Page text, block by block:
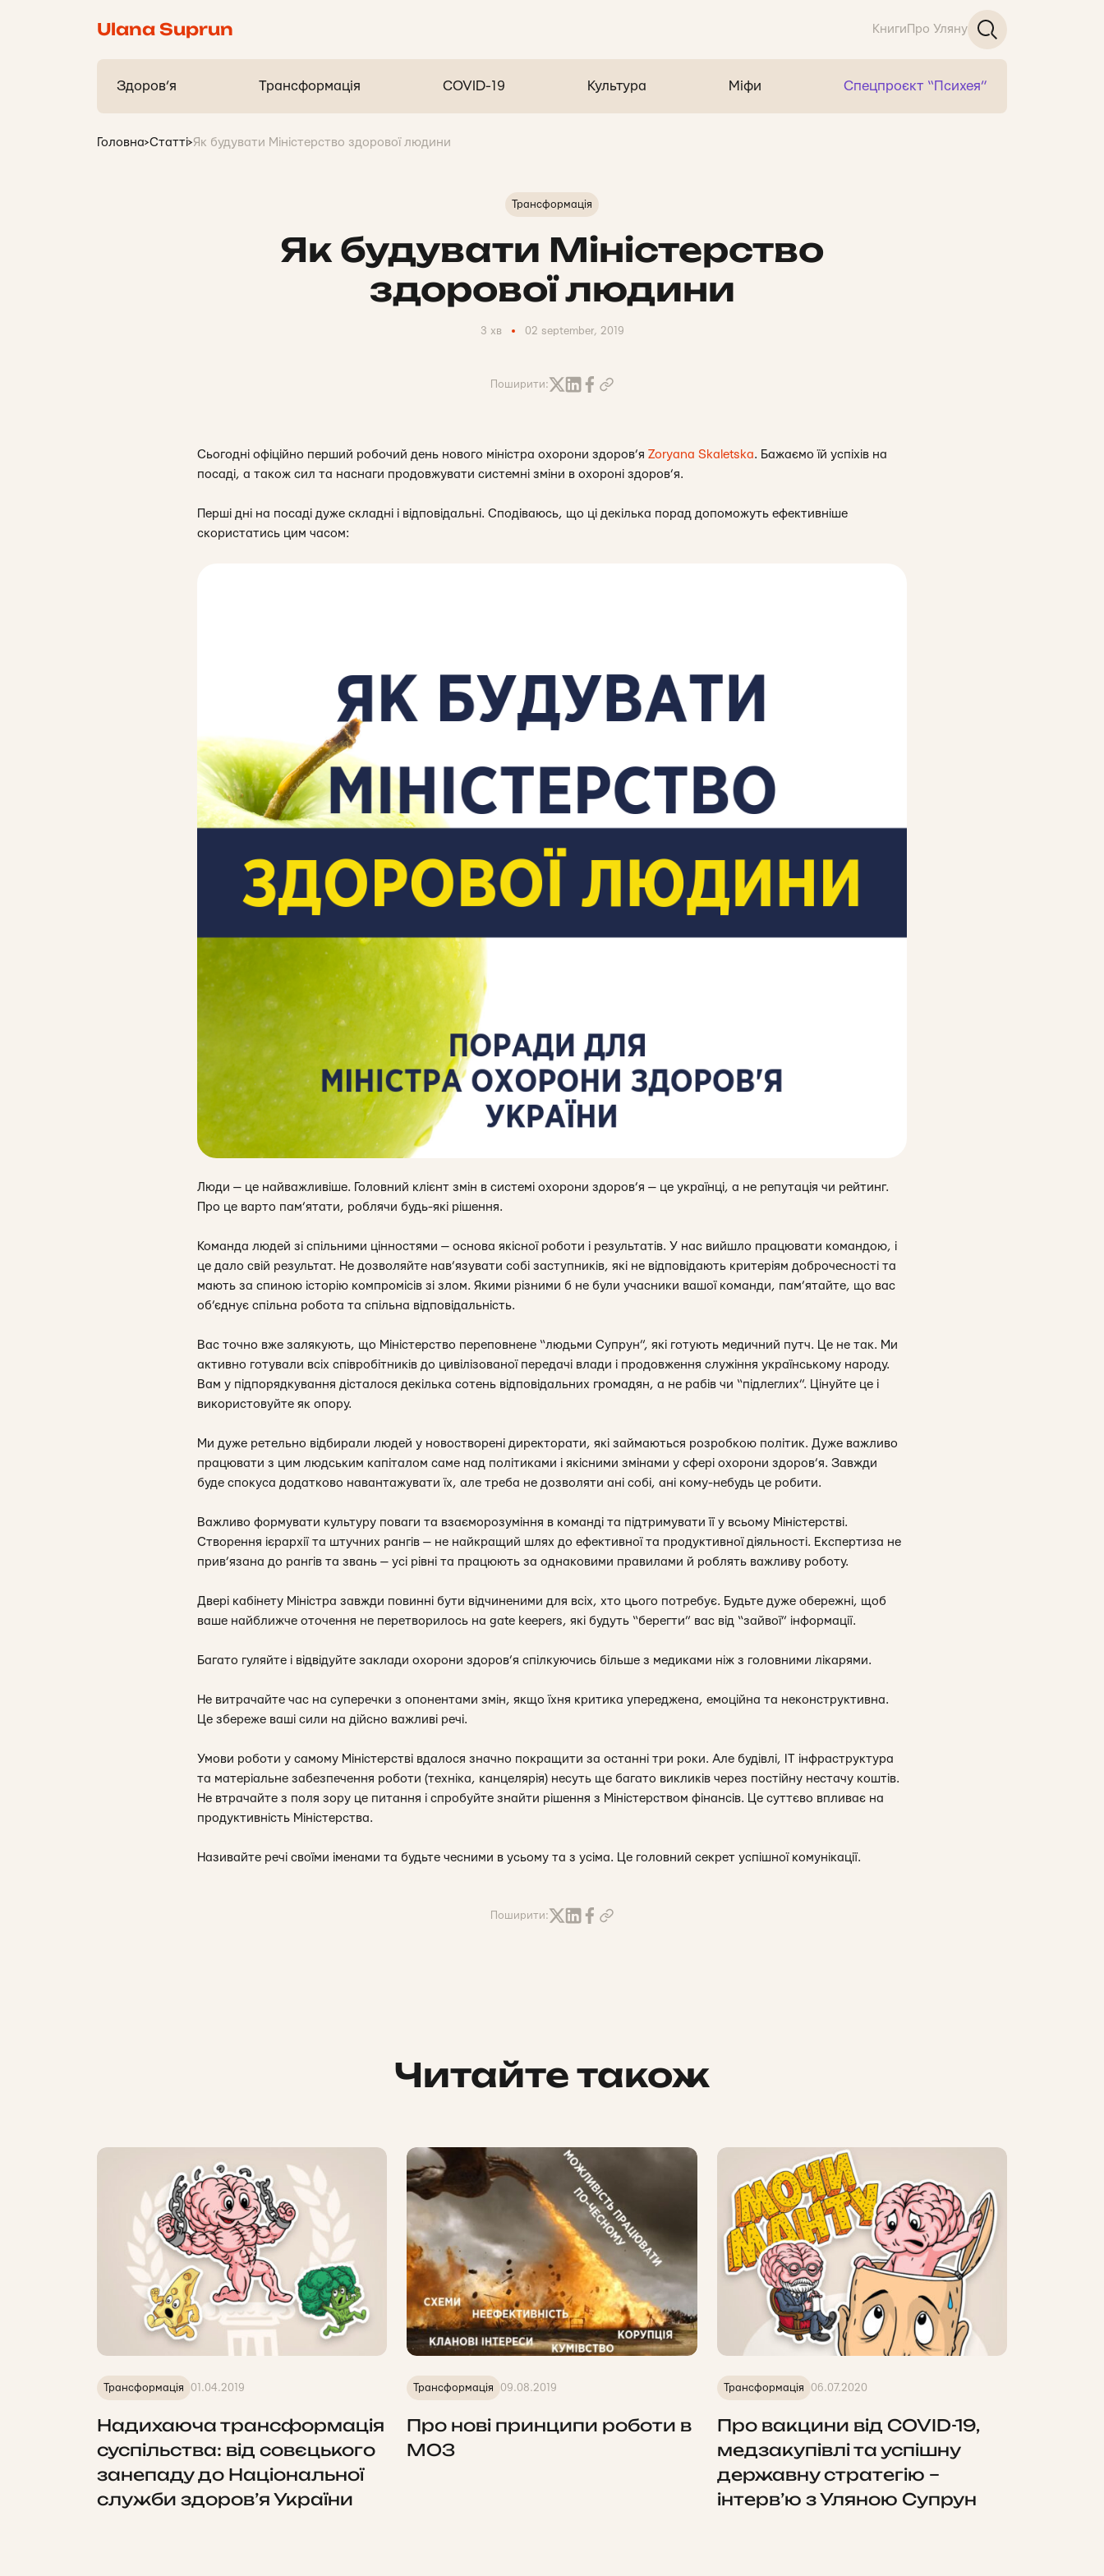
Ulana Suprun Книги Про Уляну
Здоров’я Трансформація COVID-19 Культура Міфи Спецпроєкт “Психея”
Головна>Статті>Як будувати Міністерство здорової людини
Трансформація
Як будувати Міністерство
здорової людини
3 хв 02 september, 2019
Поширити:
Сьогодні офіційно перший робочий день нового міністра охорони здоров’я Zoryana Skaletska. Бажаємо їй успіхів на
посаді, а також сил та наснаги продовжувати системні зміни в охороні здоров’я.
Перші дні на посаді дуже складні і відповідальні. Сподіваюсь, що ці декілька порад допоможуть ефективніше
скористатись цим часом:
Люди — це найважливіше. Головний клієнт змін в системі охорони здоров’я — це українці, а не репутація чи рейтинг.
Про це варто пам’ятати, роблячи будь-які рішення.
Команда людей зі спільними цінностями — основа якісної роботи і результатів. У нас вийшло працювати командою, і
це дало свій результат. Не дозволяйте нав’язувати собі заступників, які не відповідають критеріям доброчесності та
мають за спиною історію компромісів зі злом. Якими різними б не були учасники вашої команди, пам’ятайте, що вас
об’єднує спільна робота та спільна відповідальність.
Вас точно вже залякують, що Міністерство переповнене “людьми Супрун”, які готують медичний путч. Це не так. Ми
активно готували всіх співробітників до цивілізованої передачі влади і продовження служіння українському народу.
Вам у підпорядкування дісталося декілька сотень відповідальних громадян, а не рабів чи “підлеглих”. Цінуйте це і
використовуйте як опору.
Ми дуже ретельно відбирали людей у новостворені директорати, які займаються розробкою політик. Дуже важливо
працювати з цим людським капіталом саме над політиками і якісними змінами у сфері охорони здоров’я. Завжди
буде спокуса додатково навантажувати їх, але треба не дозволяти ані собі, ані кому-небудь це робити.
Важливо формувати культуру поваги та взаєморозуміння в команді та підтримувати її у всьому Міністерстві.
Створення ієрархії та штучних рангів — не найкращий шлях до ефективної та продуктивної діяльності. Експертиза не
прив’язана до рангів та звань — усі рівні та працюють за однаковими правилами й роблять важливу роботу.
Двері кабінету Міністра завжди повинні бути відчиненими для всіх, хто цього потребує. Будьте дуже обережні, щоб
ваше найближче оточення не перетворилось на gate keepers, які будуть “берегти” вас від “зайвої” інформації.
Багато гуляйте і відвідуйте заклади охорони здоров’я спілкуючись більше з медиками ніж з головними лікарями.
Не витрачайте час на суперечки з опонентами змін, якщо їхня критика упереджена, емоційна та неконструктивна.
Це збереже ваші сили на дійсно важливі речі.
Умови роботи у самому Міністерстві вдалося значно покращити за останні три роки. Але будівлі, ІТ інфраструктура
та матеріальне забезпечення роботи (техніка, канцелярія) несуть ще багато викликів через постійну нестачу коштів.
Не втрачайте з поля зору це питання і спробуйте знайти рішення з Міністерством фінансів. Це суттєво впливає на
продуктивність Міністерства.
Називайте речі своїми іменами та будьте чесними в усьому та з усіма. Це головний секрет успішної комунікації.
Поширити:
Читайте також
Трансформація 01.04.2019
Надихаюча трансформація
суспільства: від совєцького
занепаду до Національної
служби здоров’я України
Трансформація 09.08.2019
Про нові принципи роботи в
МОЗ
Трансформація 06.07.2020
Про вакцини від COVID-19,
медзакупівлі та успішну
державну стратегію –
інтерв’ю з Уляною Супрун